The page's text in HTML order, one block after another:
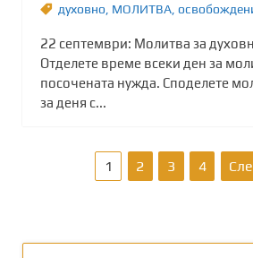
духовно МОЛИТВА
22 септември: Молитва за
Отделете време всеки ден за
посочената нужда. Споделете
за деня с...
з
1 2 3 4